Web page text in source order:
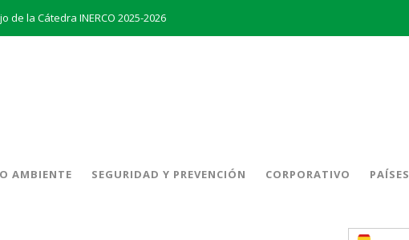
de la Cátedra INERCO 2025-2026
en el almacenamiento de energía
al Mejor Trabajo de la Cátedra INERCO 2024
INERCO y Secmotic firman un acuerdo para impulsar soluciones de Visión Artificial aplicada a la prevención de riesgos laborales.
AMBIENTE SEGURIDAD Y PREVENCIÓN CORPORATIVO PAÍSES